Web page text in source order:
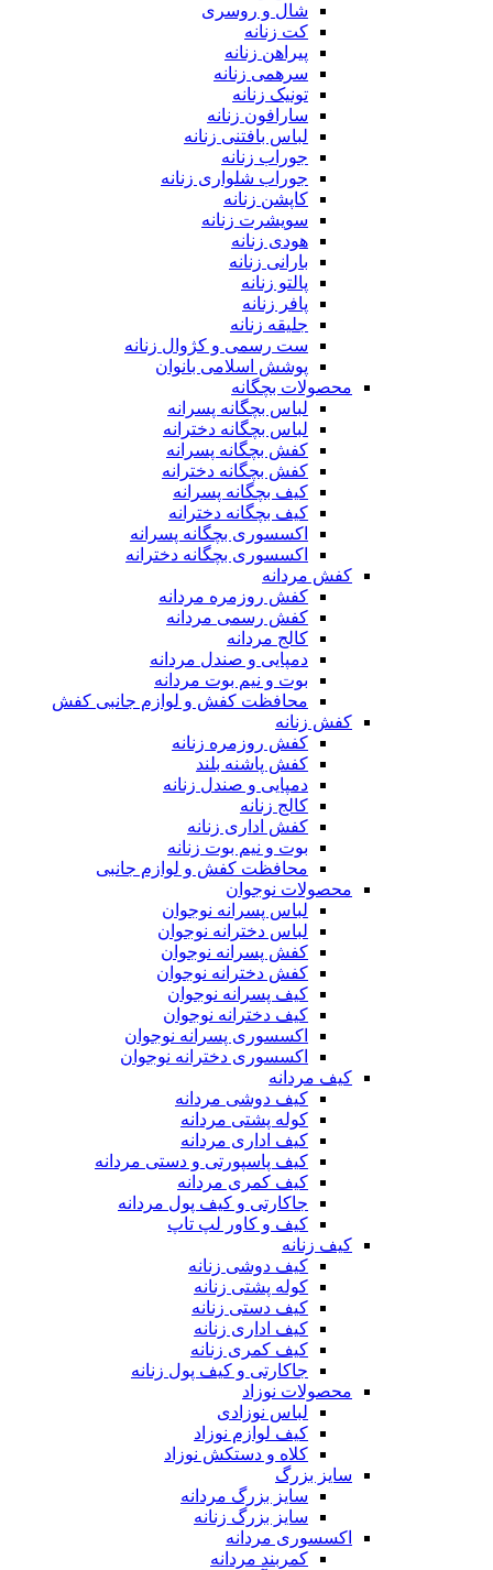
شال و روسری
کت زنانه
پیراهن زنانه
سرهمی زنانه
تونیک زنانه
سارافون زنانه
لباس بافتنی زنانه
جوراب زنانه
جوراب شلواری زنانه
کاپشن زنانه
سویشرت زنانه
هودی زنانه
بارانی زنانه
پالتو زنانه
پافر زنانه
جلیقه زنانه
ست رسمی و کژوال زنانه
پوشش اسلامی بانوان
محصولات بچگانه
لباس بچگانه پسرانه
لباس بچگانه دخترانه
کفش بچگانه پسرانه
کفش بچگانه دخترانه
کیف بچگانه پسرانه
کیف بچگانه دخترانه
اکسسوری بچگانه پسرانه
اکسسوری بچگانه دخترانه
کفش مردانه
کفش روزمره مردانه
کفش رسمی مردانه
کالج مردانه
دمپایی و صندل مردانه
بوت و نیم بوت مردانه
محافظت کفش و لوازم جانبی کفش
کفش زنانه
کفش روزمره زنانه
کفش پاشنه بلند
دمپایی و صندل زنانه
کالج زنانه
کفش اداری زنانه
بوت و نیم بوت زنانه
محافظت کفش و لوازم جانبی
محصولات نوجوان
لباس پسرانه نوجوان
لباس دخترانه نوجوان
کفش پسرانه نوجوان
کفش دخترانه نوجوان
کیف پسرانه نوجوان
کیف دخترانه نوجوان
اکسسوری پسرانه نوجوان
اکسسوری دخترانه نوجوان
کیف مردانه
کیف دوشی مردانه
کوله پشتی مردانه
کیف اداری مردانه
کیف پاسپورتی و دستی مردانه
کیف کمری مردانه
جاکارتی و کیف پول مردانه
کیف و کاور لپ تاپ
کیف زنانه
کیف دوشی زنانه
کوله پشتی زنانه
کیف دستی زنانه
کیف اداری زنانه
کیف کمری زنانه
جاکارتی و کیف پول زنانه
محصولات نوزاد
لباس نوزادی
کیف لوازم نوزاد
کلاه و دستکش نوزاد
سایز بزرگ
سایز بزرگ مردانه
سایز بزرگ زنانه
اکسسوری مردانه
کمربند مردانه